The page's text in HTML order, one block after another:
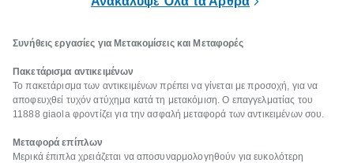
Συνήθεις εργασίες για Μετακομίσεις και Μεταφορές
Πακετάρισμα αντικειμένων
Το πακετάρισμα των αντικειμένων πρέπει να γίνεται με προσοχή, για να
αποφευχθεί τυχόν ατύχημα κατά τη μετακόμιση. Ο επαγγελματίας του
11888 giaola φροντίζει για την ασφαλή μεταφορά των αντικειμένων σου.
Μεταφορά επίπλων
Μερικά έπιπλα χρειάζεται να αποσυναρμολογηθούν για ευκολότερη